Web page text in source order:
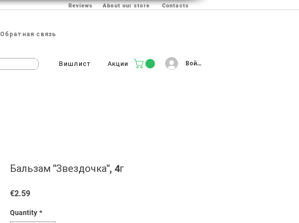
Reviews About our store Contacts
Обратная связь
Вишлист Акции Войти
Бальзам "Звездочка", 4г
€2.59Price
Quantity *